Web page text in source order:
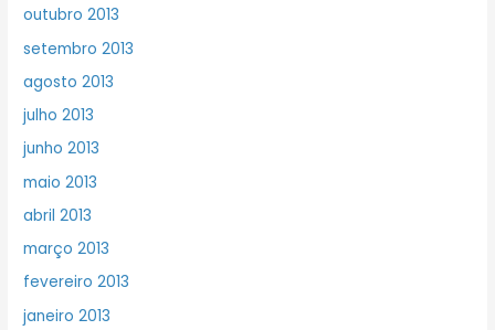
outubro 2013
setembro 2013
agosto 2013
julho 2013
junho 2013
maio 2013
abril 2013
março 2013
fevereiro 2013
janeiro 2013